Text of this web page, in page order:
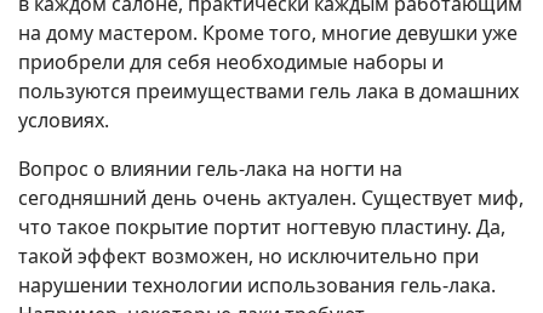
на дому мастером. Кроме того, многие девушки уже
приобрели для себя необходимые наборы и
пользуются преимуществами гель лака в домашних
условиях.
Вопрос о влиянии гель-лака на ногти на
сегодняшний день очень актуален. Существует миф,
что такое покрытие портит ногтевую пластину. Да,
такой эффект возможен, но исключительно при
нарушении технологии использования гель-лака.